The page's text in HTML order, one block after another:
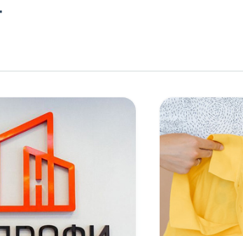
я даю согласие на получение